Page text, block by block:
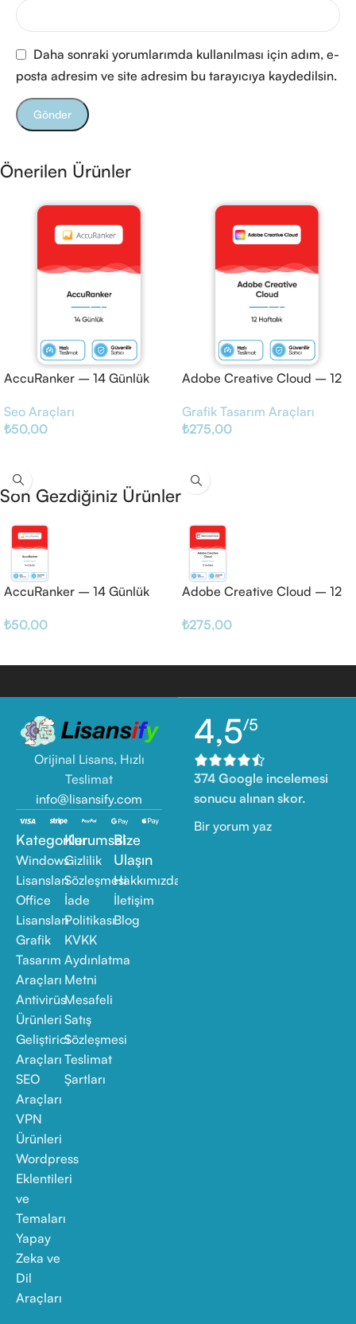
Daha sonraki yorumlarımda kullanılması için adım, e-
posta adresim ve site adresim bu tarayıcıya kaydedilsin.
Önerilen Ürünler
AccuRanker – 14 Günlük
Seo Araçları
₺50,00
Adobe Creative Cloud – 12
Grafik Tasarım Araçları
₺275,00
Son Gezdiğiniz Ürünler
AccuRanker – 14 Günlük
₺50,00
Adobe Creative Cloud – 12
₺275,00
Orijinal Lisans, Hızlı
Teslimat
info@lisansify.com
Kategoriler
Windows
Lisansları
Office
Lisansları
Grafik
Tasarım
Araçları
Antivirüs
Ürünleri
Geliştirici
Araçları
SEO
Araçları
VPN
Ürünleri
Wordpress
Eklentileri
ve
Temaları
Yapay
Zeka ve
Dil
Araçları
Kurumsal
Gizlilik
Sözleşmesi
İade
Politikası
KVKK
Aydınlatma
Metni
Mesafeli
Satış
Sözleşmesi
Teslimat
Şartları
Bize
Ulaşın
Hakkımızda
İletişim
Blog
4,5/5
374 Google incelemesi
sonucu alınan skor.
Bir yorum yaz